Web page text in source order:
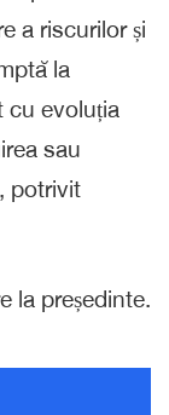
a riscurilor și
la
cu evoluția
sau
potrivit
la președinte.